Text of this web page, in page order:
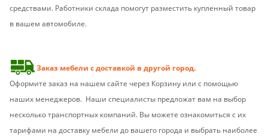
средствами. Работники склада помогут разместить купленный товар
в вашем автомобиле.
Заказ мебели с доставкой в другой город.
Оформите заказ на нашем сайте через Корзину или с помощью
наших менеджеров. Наши специалисты предложат вам на выбор
несколько транспортных компаний. Вы можете ознакомиться с их
тарифами на доставку мебели до вашего города и выбрать наиболее